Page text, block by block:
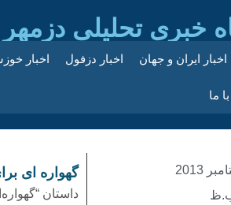
خبری تحلیلی دزمهر
اخبار ایران و جهان اخبار دزفول اخبار
ما
گهواره ای
داستان